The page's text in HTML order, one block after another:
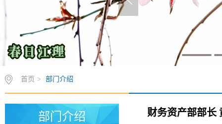
首页 > 部门介绍
部门介绍 财务资产部部长